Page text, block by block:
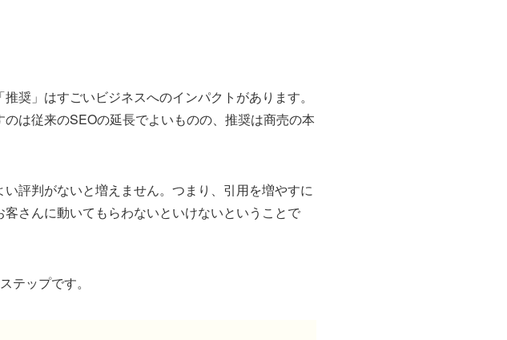
奨」はすごいビジネスへのインパクトがあります。
は従来のSEOの延長でよいものの、推奨は商売の本
評判がないと増えません。つまり、引用を増やすに
さんに動いてもらわないといけないということで
テップです。